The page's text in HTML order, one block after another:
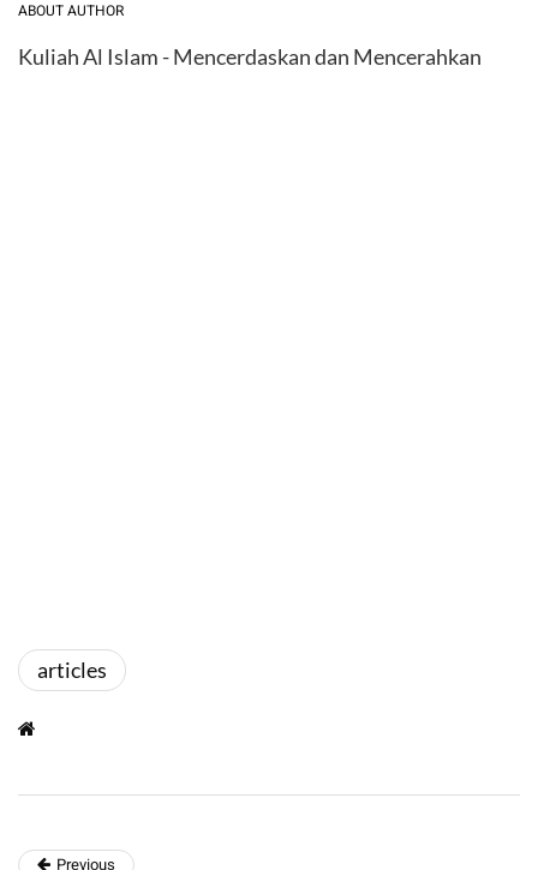
ABOUT AUTHOR
Kuliah Al Islam - Mencerdaskan dan Mencerahkan
articles
Previous